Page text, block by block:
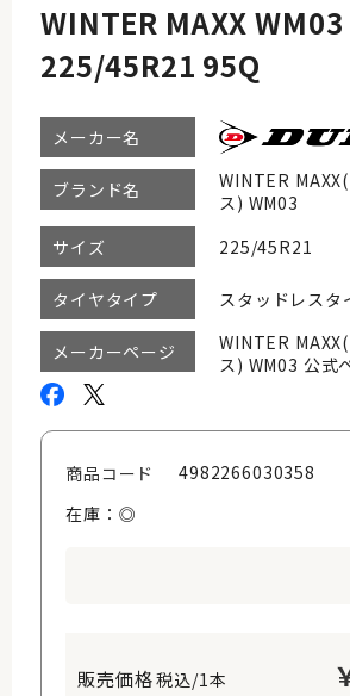
WINTER MAXX WM03
225/45R21 95Q
メーカー名
ブランド名
WINTER
ス) WM03
サイズ
225/45R21
タイヤタイプ スタッドレスタ
メーカーページ
WINTER
ス) WM03 公式
商品コード
4982266030358
在庫：◎
税込/1本